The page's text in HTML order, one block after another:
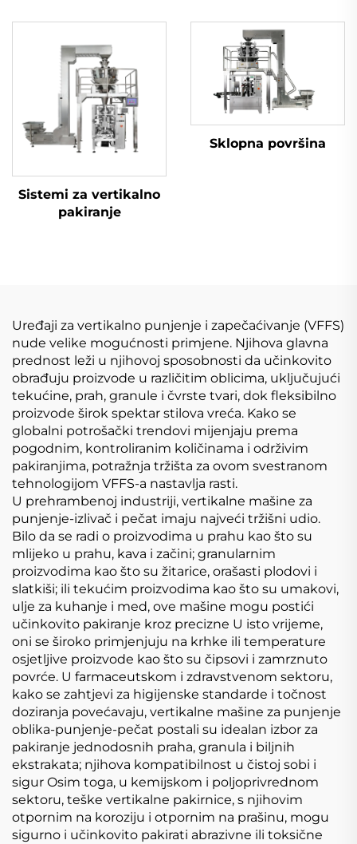
Sistemi za vertikalno
pakiranje
Sklopna površina
Uređaji za vertikalno punjenje i zapečaćivanje (VFFS)
nude velike mogućnosti primjene. Njihova glavna
prednost leži u njihovoj sposobnosti da učinkovito
obrađuju proizvode u različitim oblicima, uključujući
tekućine, prah, granule i čvrste tvari, dok fleksibilno
proizvode širok spektar stilova vreća. Kako se
globalni potrošački trendovi mijenjaju prema
pogodnim, kontroliranim količinama i održivim
pakiranjima, potražnja tržišta za ovom svestranom
tehnologijom VFFS-a nastavlja rasti.
U prehrambenoj industriji, vertikalne mašine za
punjenje-izlivač i pečat imaju najveći tržišni udio.
Bilo da se radi o proizvodima u prahu kao što su
mlijeko u prahu, kava i začini; granularnim
proizvodima kao što su žitarice, orašasti plodovi i
slatkiši; ili tekućim proizvodima kao što su umakovi,
ulje za kuhanje i med, ove mašine mogu postići
učinkovito pakiranje kroz precizne U isto vrijeme,
oni se široko primjenjuju na krhke ili temperature
osjetljive proizvode kao što su čipsovi i zamrznuto
povrće. U farmaceutskom i zdravstvenom sektoru,
kako se zahtjevi za higijenske standarde i točnost
doziranja povećavaju, vertikalne mašine za punjenje
oblika-punjenje-pečat postali su idealan izbor za
pakiranje jednodosnih praha, granula i biljnih
ekstrakata; njihova kompatibilnost u čistoj sobi i
sigur Osim toga, u kemijskom i poljoprivrednom
sektoru, teške vertikalne pakirnice, s njihovim
otpornim na koroziju i otpornim na prašinu, mogu
sigurno i učinkovito pakirati abrazivne ili toksične